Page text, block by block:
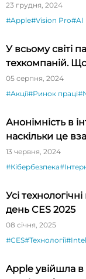
23 грудня, 2024
#Apple#Vision Pro#AI
У всьому світі
техкомпаній.
05 серпня, 2024
#Акції#Ринок праці
Анонімність в
наскільки це
13 червня, 2024
#Кібербезпека
Усі
день CES 2025
08 січня, 2025
#CES#Технології#Intel
Apple увійшла в